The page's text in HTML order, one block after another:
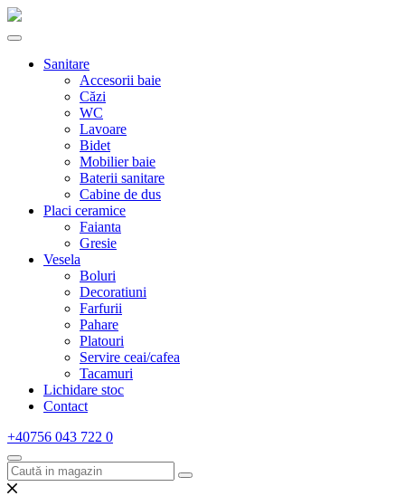
Sanitare
Accesorii baie
Căzi
WC
Lavoare
Bidet
Mobilier baie
Baterii sanitare
Cabine de dus
Placi ceramice
Faianta
Gresie
Vesela
Boluri
Decoratiuni
Farfurii
Pahare
Platouri
Servire ceai/cafea
Tacamuri
Lichidare stoc
Contact
+40756 043 722 0